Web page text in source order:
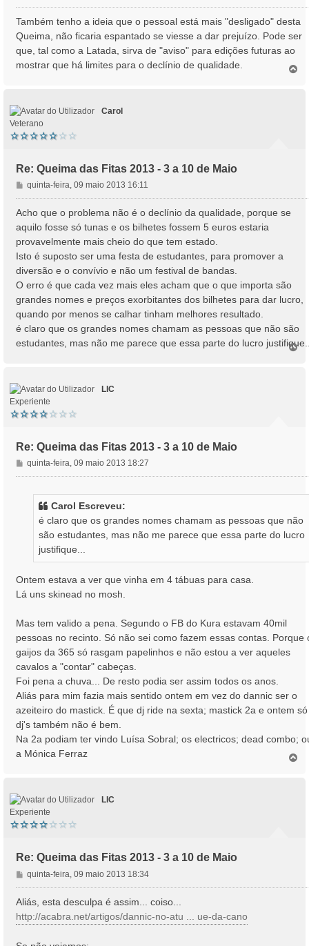
e
n
g
e
Também tenho a ideia que o pessoal está mais "desligado" desta
Queima, não ficaria espantado se viesse a dar prejuízo. Pode ser
que, tal como a Latada, sirva de "aviso" para edições futuras ao
mostrar que há limites para o declínio de qualidade.
Carol
Veterano
Re: Queima das Fitas 2013 - 3 a 10 de Maio
M
e
n
a
g
e
m
quinta-feira, 09 maio 2013 16:11
Acho que o problema não é o declínio da qualidade, porque se
aquilo fosse só tunas e os bilhetes fossem 5 euros estaria
provavelmente mais cheio do que tem estado.
Isto é suposto ser uma festa de estudantes, para promover a
diversão e o convívio e não um festival de bandas.
O erro é que cada vez mais eles acham que o que importa são
grandes nomes e preços exorbitantes dos bilhetes para dar lucro,
quando por menos se calhar tinham melhores resultado.
é claro que os grandes nomes chamam as pessoas que não são
estudantes, mas não me parece que essa parte do lucro
T
LIC
Experiente
Re: Queima das Fitas 2013 - 3 a 10 de Maio
M
e
quinta-feira, 09 maio 2013 18:27
Carol Escreveu:
é claro que os grandes nomes chamam as pessoas que não
são estudantes, mas não me parece que essa parte do lucro
justifique...
Ontem estava a ver que vinha em 4 tábuas para casa.
Lá uns skinead no mosh.
Mas tem valido a pena. Segundo o FB do Kura estavam 40mil
pessoas no recinto. Só não sei como fazem essas contas. Porque
gaijos da 365 só rasgam papelinhos e não estou a ver aqueles
cavalos a "contar" cabeças.
Foi pena a chuva... De resto podia ser assim todos os anos.
Aliás para mim fazia mais sentido ontem em vez do dannic ser o
azeiteiro do mastick. É que dj ride na sexta; mastick 2a e ontem só
dj's também não é bem.
Na 2a podiam ter vindo Luísa Sobral; os electricos; dead combo;
a Mónica Ferraz
LIC
Experiente
Re: Queima das Fitas 2013 - 3 a 10 de Maio
M
e
n
a
quinta-feira, 09 maio 2013 18:34
Aliás, esta desculpa é assim... coiso...
http://acabra.net/artigos/dannic-no-atu ... ue-da-cano